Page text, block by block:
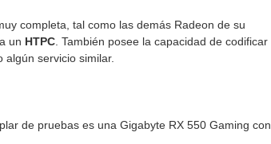
completa, tal como las demás Radeon de su
un HTPC. También posee la capacidad de codificar
algún servicio similar.
de pruebas es una Gigabyte RX 550 Gaming con